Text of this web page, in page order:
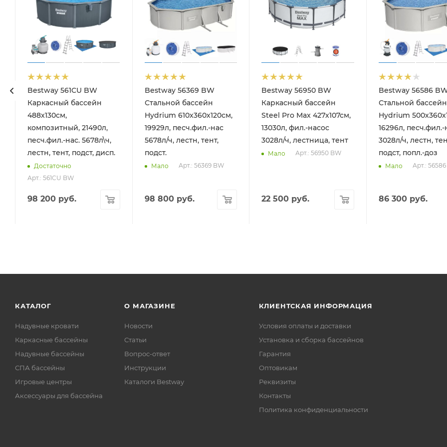
Bestway 561CU BW
Каркасный бассейн
488х130см,
композитный, 21490л,
песч.фил.-нас. 5678л\ч,
лестн, тент, подст, дисп.
Достаточно
Арт.: 561CU BW
98 200руб.
Bestway 56369 BW
Стальной бассейн
Hydrium 610х360х120см,
19929л, песч.фил.-нас
5678л/ч, лестн, тент,
подст.
Мало Арт.: 56369 BW
98 800руб.
Bestway 56950 BW
Каркасный бассейн
Steel Pro Max 427х107см,
13030л, фил.-насос
3028л/ч, лестница, тент
Мало Арт.: 56950 BW
22 500 руб.
Bestway 56586
Стальной бассейн
Hydrium
16296л, песч.фил.-
3028л/ч, лестн,
подст, попл.-доз
Мало Арт.:
86 300 руб.
КАТАЛОГ
Надувные кровати
Каркасные бассейны
Надувные бассейны
СПА бассейны
Игровые центры
Аксессуары для бассейна
О МАГАЗИНЕ
Новости
Статьи
Вопрос-ответ
Инструкции
Каталоги Bestway
КЛИЕНТСКАЯ ИНФОРМАЦИЯ
Условия оплаты и доставки
Установка и сборка бассейнов
Гарантия
Оптовикам
Реквизиты
Контакты
Политика конфиденциальности